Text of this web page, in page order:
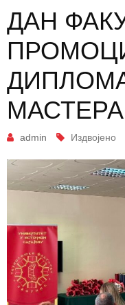
ДАН
МАСТЕРА
admin Издвојено